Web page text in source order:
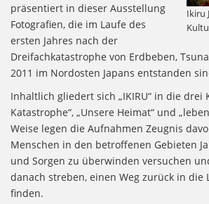
Ikiru
präsentiert in dieser Ausstellung
Fotografien, die im Laufe des
ersten Jahres nach der
Dreifachkatastrophe von Erdbeben,
2011 im Nordosten Japans entstanden
Inhaltlich gliedert sich „IKIRU“ in die drei
Katastrophe“, „Unsere Heimat“ und
Weise legen die Aufnahmen Zeugnis
Menschen in den betroffenen Gebieten
und Sorgen zu überwinden versuchen
danach streben, einen Weg zurück in die
finden.